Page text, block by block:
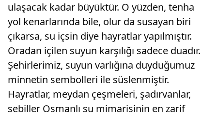
ulaşacak kadar büyüktür. O yüzden, tenha
yol kenarlarında bile, olur da susayan biri
çıkarsa, su içsin diye hayratlar yapılmıştır.
Oradan içilen suyun karşılığı sadece duadır.
Şehirlerimiz, suyun varlığına duyduğumuz
minnetin sembolleri ile süslenmiştir.
Hayratlar, meydan çeşmeleri, şadırvanlar,
sebiller Osmanlı su mimarisinin en zarif